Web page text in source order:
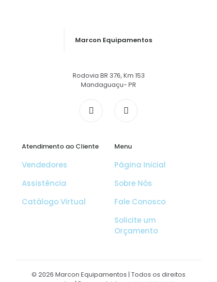
Marcon Equipamentos
Rodovia BR 376, Km 153
Mandaguaçu- PR
Atendimento ao Cliente
Vendedores
Assistência
Catálogo Virtual
Menu
Página Inicial
Sobre Nós
Fale Conosco
Solicite um
Orçamento
© 2026 Marcon Equipamentos | Todos os direitos